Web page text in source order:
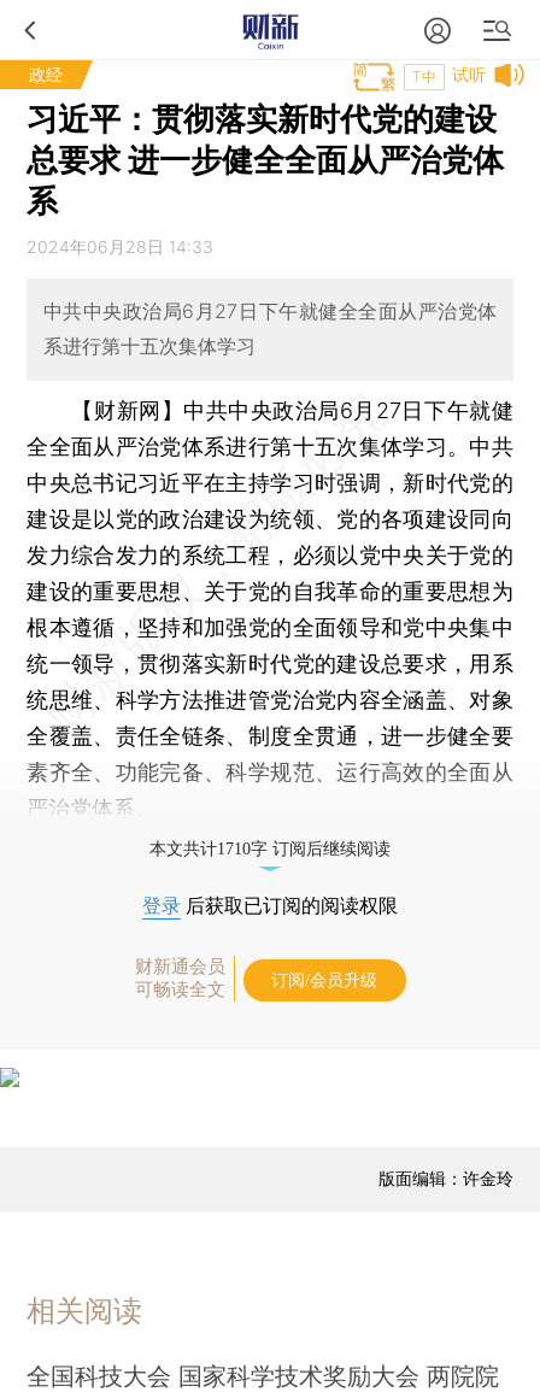
政经 试听
T中
习近平：贯彻落实新时代党的建设
总要求 进一步健全全面从严治党体
系
2024年06月28日 14:33
中共中央政治局6月27日下午就健全全面从严治党体
系进行第十五次集体学习
【财新网】 中共中央政治局6月27日下午就健
全全面从严治党体系进行第十五次集体学习。中共
中央总书记习近平在主持学习时强调，新时代党的
建设是以党的政治建设为统领、党的各项建设同向
发力综合发力的系统工程，必须以党中央关于党的
建设的重要思想、关于党的自我革命的重要思想为
根本遵循，坚持和加强党的全面领导和党中央集中
统一领导，贯彻落实新时代党的建设总要求，用系
统思维、科学方法推进管党治党内容全涵盖、对象
全覆盖、责任全链条、制度全贯通，进一步健全要
素齐全、功能完备、科学规范、运行高效的全面从
严治党体系。
本文共计1710字 订阅后继续阅读
登录 后获取已订阅的阅读权限
财新通会员
可畅读全文
订阅/会员升级
版面编辑：许金玲
相关阅读
全国科技大会 国家科学技术奖励大会 两院院